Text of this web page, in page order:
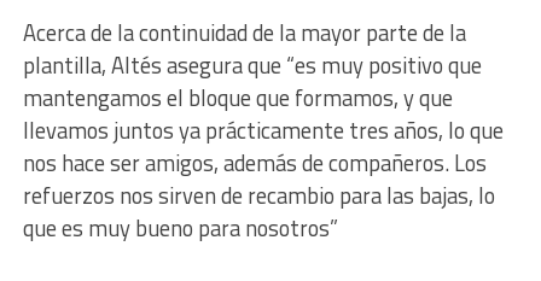
Acerca de la continuidad de la mayor parte de la
plantilla, Altés asegura que “es muy positivo que
mantengamos el bloque que formamos, y que
llevamos juntos ya prácticamente tres años, lo que
nos hace ser amigos, además de compañeros. Los
refuerzos nos sirven de recambio para las bajas, lo
que es muy bueno para nosotros”